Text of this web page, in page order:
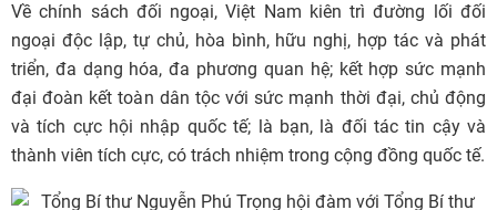
Về chính sách đối ngoại, Việt Nam kiên trì đường lối đối
ngoại độc lập, tự chủ, hòa bình, hữu nghị, hợp tác và phát
triển, đa dạng hóa, đa phương quan hệ; kết hợp sức mạnh
đại đoàn kết toàn dân tộc với sức mạnh thời đại, chủ động
và tích cực hội nhập quốc tế; là bạn, là đối tác tin cậy và
thành viên tích cực, có trách nhiệm trong cộng đồng quốc tế.